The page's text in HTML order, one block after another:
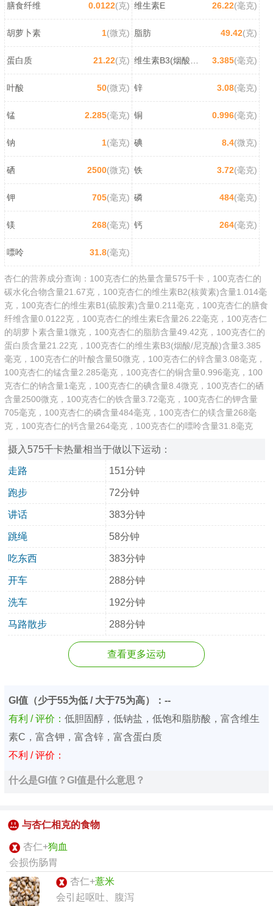
膳食纤维 0.0122(克) 维生素E 26.22(毫克)
胡萝卜素 1(微克) 脂肪 49.42(克)
蛋白质 21.22(克) 维生素B3(烟酸/尼克酸) 3.385(毫克)
叶酸 50(微克) 锌 3.08(毫克)
锰 2.285(毫克) 铜 0.996(毫克)
钠 1(毫克) 碘 8.4(微克)
硒 2500(微克) 铁 3.72(毫克)
钾 705(毫克) 磷 484(毫克)
镁 268(毫克) 钙 264(毫克)
嘌呤 31.8(毫克)
杏仁的营养成分查询：100克杏仁的热量含量575千卡，100克杏仁的
碳水化合物含量21.67克，100克杏仁的维生素B2(核黄素)含量1.014毫
克，100克杏仁的维生素B1(硫胺素)含量0.211毫克，100克杏仁的膳食
纤维含量0.0122克，100克杏仁的维生素E含量26.22毫克，100克杏仁
的胡萝卜素含量1微克，100克杏仁的脂肪含量49.42克，100克杏仁的
蛋白质含量21.22克，100克杏仁的维生素B3(烟酸/尼克酸)含量3.385
毫克，100克杏仁的叶酸含量50微克，100克杏仁的锌含量3.08毫克，
100克杏仁的锰含量2.285毫克，100克杏仁的铜含量0.996毫克，100
克杏仁的钠含量1毫克，100克杏仁的碘含量8.4微克，100克杏仁的硒
含量2500微克，100克杏仁的铁含量3.72毫克，100克杏仁的钾含量
705毫克，100克杏仁的磷含量484毫克，100克杏仁的镁含量268毫
克，100克杏仁的钙含量264毫克，100克杏仁的嘌呤含量31.8毫克
摄入575千卡热量相当于做以下运动：
走路 151分钟
跑步 72分钟
讲话 383分钟
跳绳 58分钟
吃东西 383分钟
开车 288分钟
洗车 192分钟
马路散步 288分钟
查看更多运动
GI值（少于55为低 / 大于75为高）：--
有利 / 评价： 低胆固醇，低钠盐，低饱和脂肪酸，富含维生
素C，富含钾，富含锌，富含蛋白质
不利 / 评价：
什么是GI值？GI值是什么意思？
与杏仁相克的食物
杏仁+狗血
会损伤肠胃
杏仁+薏米
会引起呕吐、腹泻